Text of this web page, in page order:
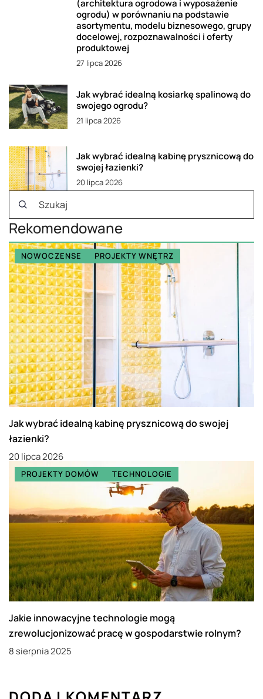
(architektura ogrodowa i wyposażenie
ogrodu) w porównaniu na podstawie
asortymentu, modelu biznesowego, grupy
docelowej, rozpoznawalności i oferty
produktowej
27 lipca 2026
Jak wybrać idealną kosiarkę spalinową do
swojego ogrodu?
21 lipca 2026
Jak wybrać idealną kabinę prysznicową do
swojej łazienki?
20 lipca 2026
Rekomendowane
NOWOCZENSE PROJEKTY WNĘTRZ
Jak wybrać idealną kabinę prysznicową do swojej
łazienki?
20 lipca 2026
PROJEKTY DOMÓW TECHNOLOGIE
Jakie innowacyjne technologie mogą
zrewolucjonizować pracę w gospodarstwie rolnym?
8 sierpnia 2025